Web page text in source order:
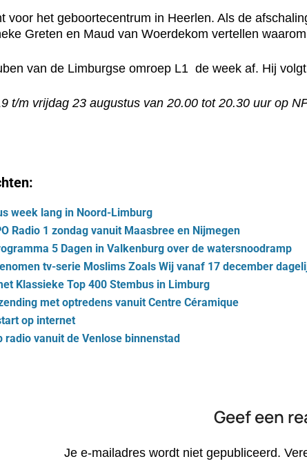
voor het geboortecentrum in Heerlen. Als de
Greten en Maud van Woerdekom vertellen
van de Limburgse omroep L1 de week af. Hij
t/m vrijdag 23 augustus van 20.00 tot 20.30 uur op
week lang in Noord-Limburg
Radio 1 zondag vanuit Maasbree en Nijmegen
5 Dagen in Valkenburg over de watersnoodramp
tv-serie Moslims Zoals Wij vanaf 17 december
Klassieke Top 400 Stembus in Limburg
met optredens vanuit Centre Céramique
op internet
radio vanuit de Venlose binnenstad
Geef een
Je e-mailadres wordt niet gepubliceerd.